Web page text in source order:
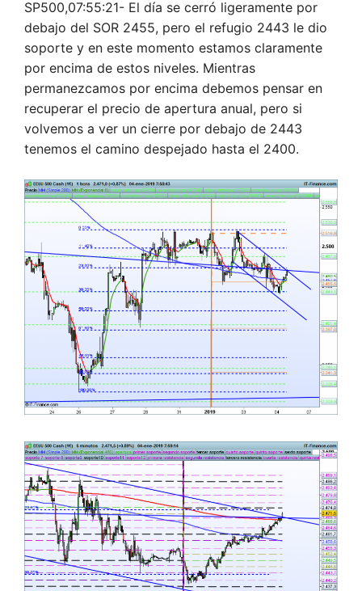
SP500,07:55:21- El día se cerró ligeramente por
debajo del SOR 2455, pero el refugio 2443 le dio
soporte y en este momento estamos claramente
por encima de estos niveles. Mientras
permanezcamos por encima debemos pensar en
recuperar el precio de apertura anual, pero si
volvemos a ver un cierre por debajo de 2443
tenemos el camino despejado hasta el 2400.